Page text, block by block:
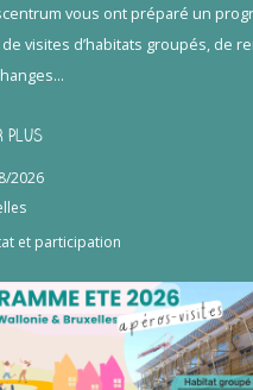
vous ont préparé un
visites d’habitats groupés, de
PLUS
2026
et participation